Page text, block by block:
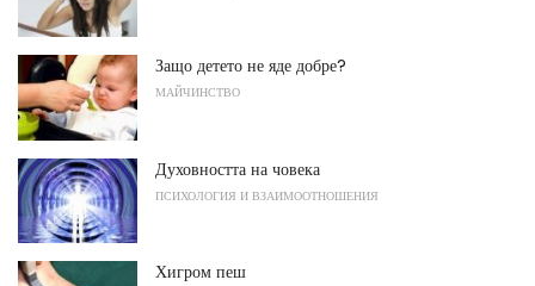
Защо детето не яде добре?
МАЙЧИНСТВО
Духовността на човека
ПСИХОЛОГИЯ И ВЗАИМООТНОШЕНИЯ
Хигром пеш